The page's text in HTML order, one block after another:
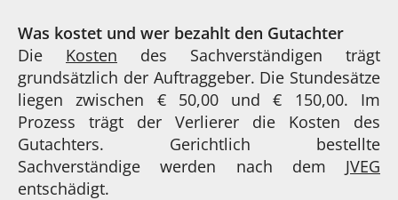
Was kostet und wer bezahlt den Gutachter
Die Kosten des Sachverständigen trägt
grundsätzlich der Auftraggeber. Die Stundesätze
liegen zwischen € 50,00 und € 150,00. Im
Prozess trägt der Verlierer die Kosten des
Gutachters. Gerichtlich bestellte
Sachverständige werden nach dem JVEG
entschädigt.